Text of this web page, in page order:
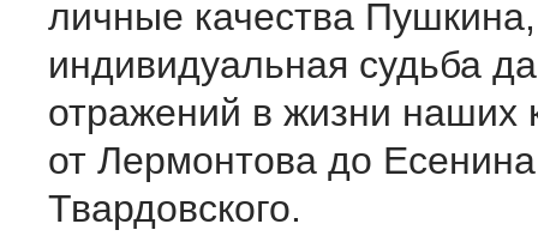
личные качества Пушкина,
индивидуальная судьба
отражений в жизни наших
от Лермонтова до
Твардовского.